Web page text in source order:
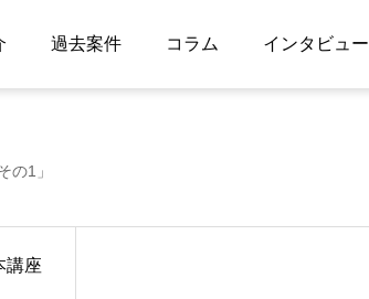
過去案件 コラム インタビュー
の1」
講座